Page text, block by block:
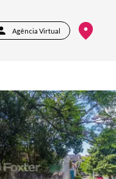
Agência Virtual